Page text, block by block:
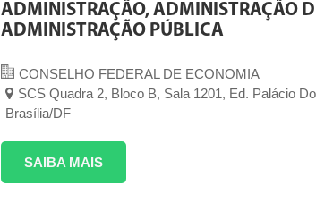
ADMINISTRAÇÃO, ADMINISTRAÇÃO
ADMINISTRAÇÃO PÚBLICA
CONSELHO FEDERAL DE ECONOMIA
SCS Quadra 2, Bloco B, Sala 1201, Ed. Palácio
Brasília/DF
SAIBA MAIS